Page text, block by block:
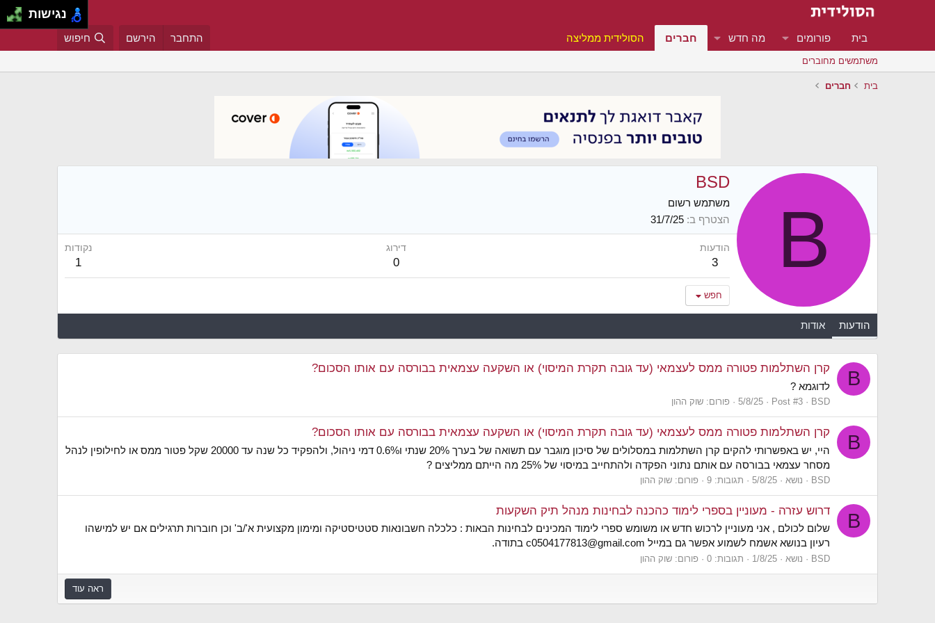
בית פורומים מה חדש חברים הסולידית ממליצה התחבר הירשם חיפוש
משתמשים מחוברים
בית חברים
B
BSD
משתמש רשום
הצטרף ב 31/7/25
הודעות
3
דירוג
0
נקודות
1
חפש
הודעות אודות
B קרן השתלמות פטורה ממס לעצמאי (עד גובה תקרת המיסוי) או השקעה עצמאית בבורסה עם אותו הסכום?
לדוגמא ?
BSD
Post #3
5/8/25 פורום: שוק ההון
B קרן השתלמות פטורה ממס לעצמאי (עד גובה תקרת המיסוי) או השקעה עצמאית בבורסה עם אותו הסכום?
היי, יש באפשרותי להקים קרן השתלמות במסלולים של סיכון מוגבר עם תשואה של בערך 20% שנתי ו0.6% דמי ניהול, ולהפקיד כל שנה עד 20000 שקל פטור ממס או לחילופין לנהל
מסחר עצמאי בבורסה עם אותם נתוני הפקדה ולהתחייב במיסוי של 25% מה הייתם ממליצים ?
BSD נושא 5/8/25 תגובות: 9 פורום: שוק ההון
B דרוש עזרה - מעוניין בספרי לימוד כהכנה לבחינות מנהל תיק השקעות
שלום לכולם , אני מעוניין לרכוש חדש או משומש ספרי לימוד המכינים לבחינות הבאות : כלכלה חשבונאות סטטיסטיקה ומימון מקצועית א'/ב' וכן חוברות תרגילים אם יש למישהו
רעיון בנושא אשמח לשמוע אפשר גם במייל c0504177813@gmail.com בתודה.
BSD נושא 1/8/25 תגובות: 0 פורום: שוק ההון
ראה עוד
נגישות